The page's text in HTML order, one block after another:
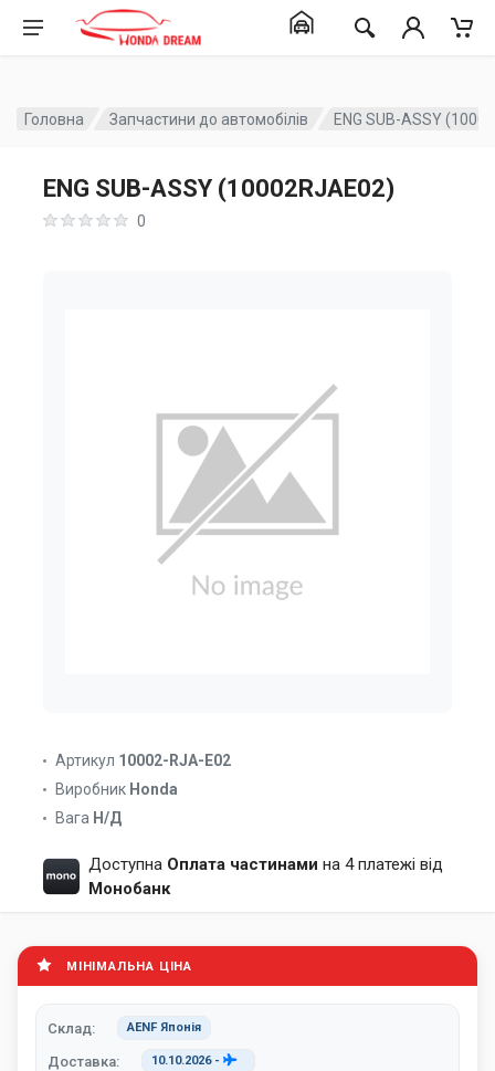
Головна Запчастини до автомобілів ENG SUB-ASSY
ENG SUB-ASSY (10002RJAE02)
0
Артикул 10002-RJA-E02
Виробник Honda
Вага Н/Д
Доступна Оплата частинами на 4 платежі від
Монобанк
МІНІМАЛЬНА ЦІНА
Склад: AENF Японія
Доставка: 10.10.2026-